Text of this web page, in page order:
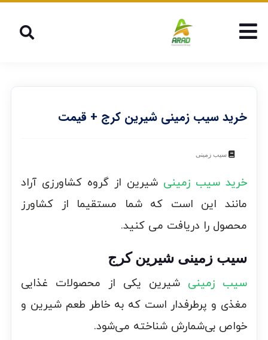
خرید سیب زمینی شیرین کرج + قیمت
سیب زمینی
خرید سیب زمینی شیرین از گروه کشاورزی آراد
مانند این است که شما مستقیما از کشاورز
محصول را دریافت می کنید.
سیب زمینی شیرین کرج
سیب زمینی شیرین یکی از محصولات غذایی
مغذی و پرطرفدار است که به خاطر طعم شیرین و
خواص بی‌شمارش شناخته می‌شود.